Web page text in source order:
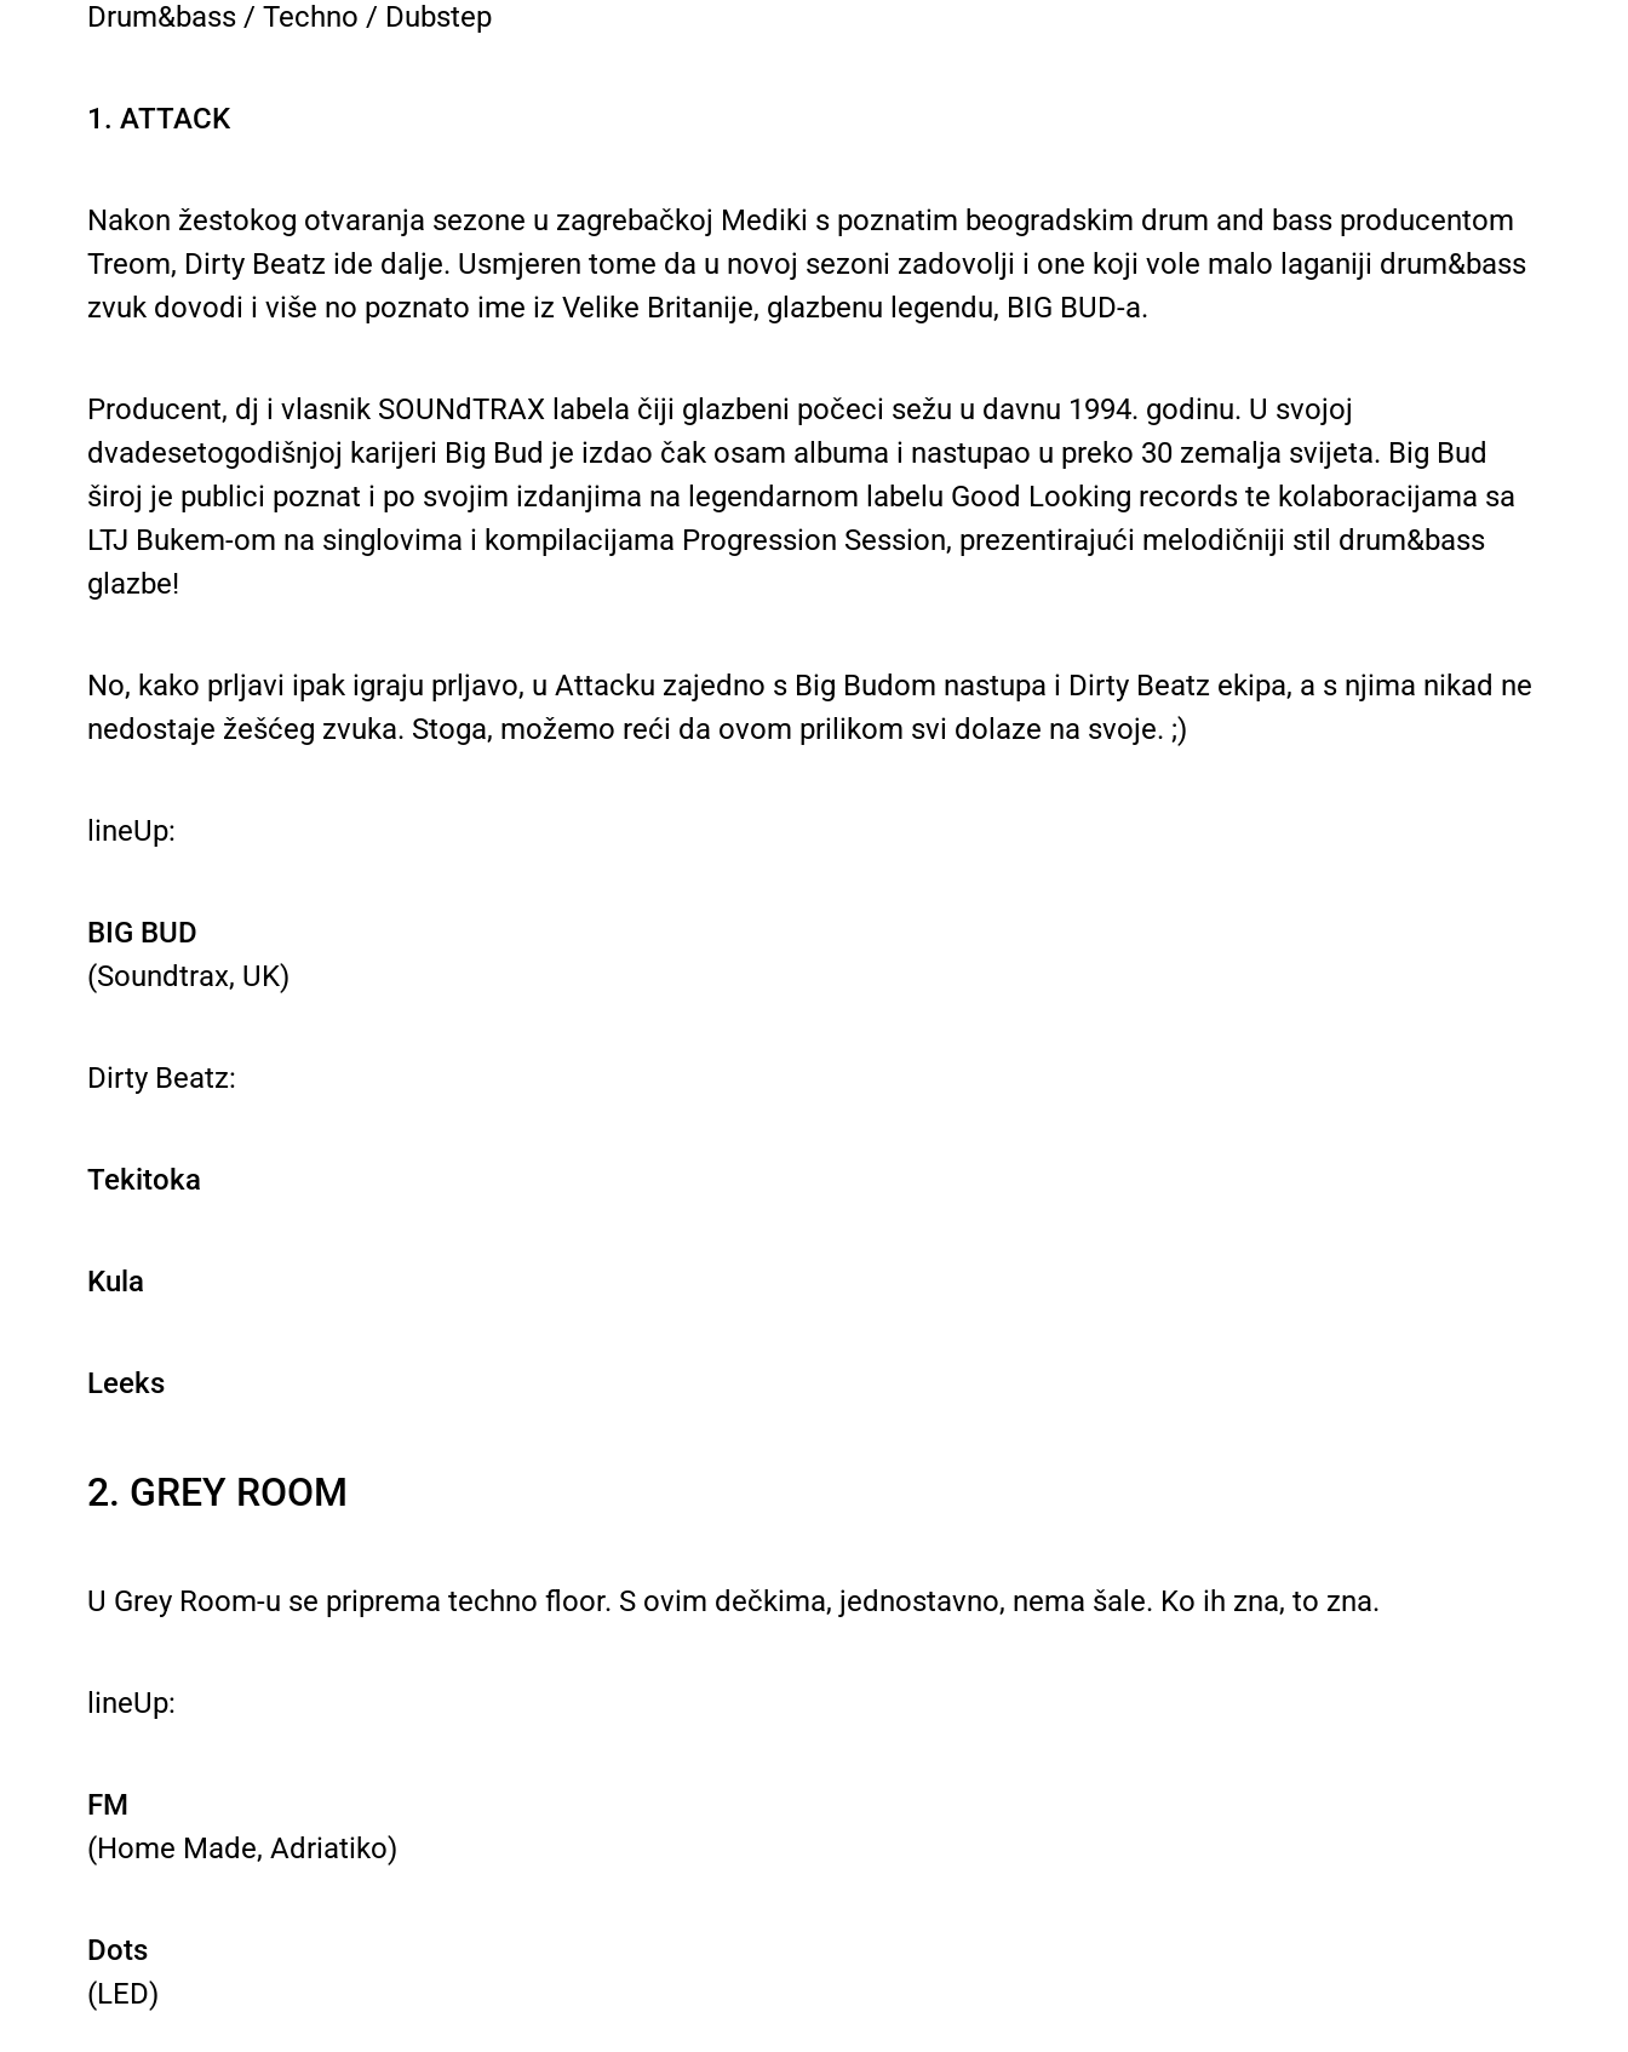
Drum&bass / Techno / Dubstep
1. ATTACK
Nakon žestokog otvaranja sezone u zagrebačkoj Mediki s poznatim beogradskim drum and bass producentom
Treom, Dirty Beatz ide dalje. Usmjeren tome da u novoj sezoni zadovolji i one koji vole malo laganiji drum&bass
zvuk dovodi i više no poznato ime iz Velike Britanije, glazbenu legendu, BIG BUD-a.
Producent, dj i vlasnik SOUNdTRAX labela čiji glazbeni počeci sežu u davnu 1994. godinu. U svojoj
dvadesetogodišnjoj karijeri Big Bud je izdao čak osam albuma i nastupao u preko 30 zemalja svijeta. Big Bud
široj je publici poznat i po svojim izdanjima na legendarnom labelu Good Looking records te kolaboracijama sa
LTJ Bukem-om na singlovima i kompilacijama Progression Session, prezentirajući melodičniji stil drum&bass
glazbe!
No, kako prljavi ipak igraju prljavo, u Attacku zajedno s Big Budom nastupa i Dirty Beatz ekipa, a s njima nikad ne
nedostaje žešćeg zvuka. Stoga, možemo reći da ovom prilikom svi dolaze na svoje. ;)
lineUp:
BIG BUD
(Soundtrax, UK)
Dirty Beatz:
Tekitoka
Kula
Leeks
2. GREY ROOM
U Grey Room-u se priprema techno floor. S ovim dečkima, jednostavno, nema šale. Ko ih zna, to zna.
lineUp:
FM
(Home Made, Adriatiko)
Dots
(LED)